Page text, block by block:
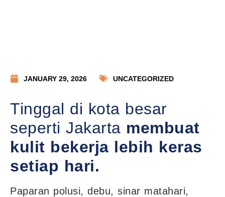
JANUARY 29, 2026 UNCATEGORIZED
Tinggal di kota besar
seperti Jakarta membuat
kulit bekerja lebih keras
setiap hari.
Paparan polusi, debu, sinar matahari,